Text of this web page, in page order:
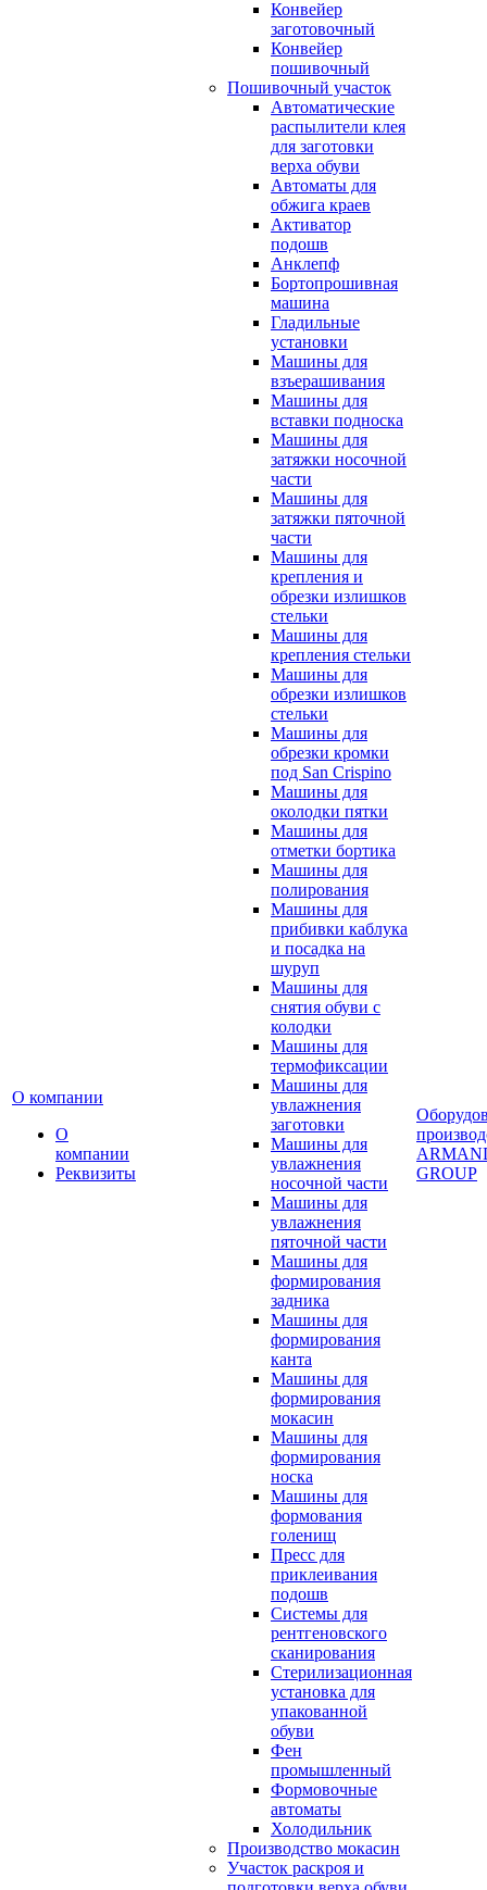
О компании
О
компании
Реквизиты
Конвейер
заготовочный
Конвейер
пошивочный
Пошивочный участок
Автоматические
распылители клея
для заготовки
верха обуви
Автоматы для
обжига краев
Активатор
подошв
Анклепф
Бортопрошивная
машина
Гладильные
установки
Машины для
взъерашивания
Машины для
вставки подноска
Машины для
затяжки носочной
части
Машины для
затяжки пяточной
части
Машины для
крепления и
обрезки излишков
стельки
Машины для
крепления стельки
Машины для
обрезки излишков
стельки
Машины для
обрезки кромки
под San Crispino
Машины для
околодки пятки
Машины для
отметки бортика
Машины для
полирования
Машины для
прибивки каблука
и посадка на
шуруп
Машины для
снятия обуви с
колодки
Машины для
термофиксации
Машины для
увлажнения
заготовки
Машины для
увлажнения
носочной части
Машины для
увлажнения
пяточной части
Машины для
формирования
задника
Машины для
формирования
канта
Машины для
формирования
мокасин
Машины для
формирования
носка
Машины для
формования
голенищ
Пресс для
приклеивания
подошв
Системы для
рентгеновского
сканирования
Стерилизационная
установка для
упакованной
обуви
Фен
промышленный
Формовочные
автоматы
Холодильник
Производство мокасин
Участок раскроя и
GROUP